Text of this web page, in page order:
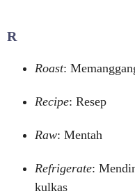
R
Roast:
Recipe: Resep
Raw: Mentah
Refrigerate:
kulkas